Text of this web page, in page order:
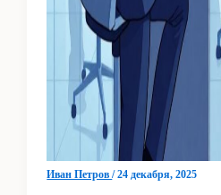
Иван Петров/24 декабря, 2025